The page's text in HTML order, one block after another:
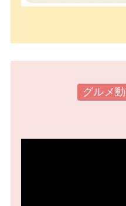
グルメ